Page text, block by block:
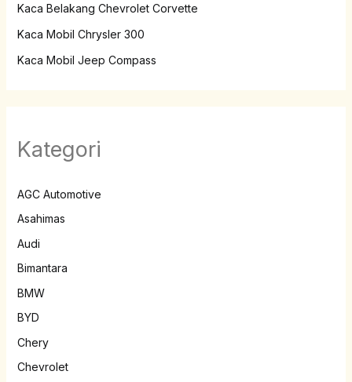
Kaca Belakang Chevrolet Corvette
Kaca Mobil Chrysler 300
Kaca Mobil Jeep Compass
Kategori
AGC Automotive
Asahimas
Audi
Bimantara
BMW
BYD
Chery
Chevrolet